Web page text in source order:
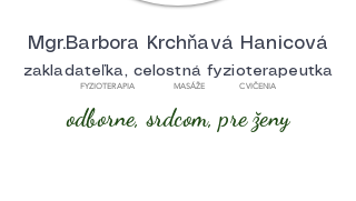
Mgr.Barbora Krchňavá Hanicová
zakladateľka, celostná fyzioterapeutka
FYZIOTERAPIA MASÁŽE CVIČENIA
odborne, srdcom, pre ženy